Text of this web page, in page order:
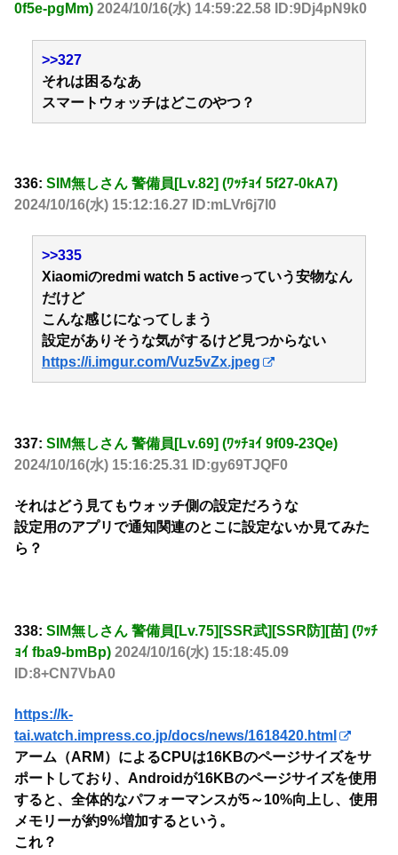
0f5e-pgMm) 2024/10/16(水) 14:59:22.58 ID:9Dj4pN9k0
>>327
それは困るなあ
スマートウォッチはどこのやつ？
336: SIM無しさん 警備員[Lv.82] (ﾜｯﾁｮｲ 5f27-0kA7)
2024/10/16(水) 15:12:16.27 ID:mLVr6j7l0
>>335
Xiaomiのredmi watch 5 activeっていう安物なん
だけど
こんな感じになってしまう
設定がありそうな気がするけど見つからない
https://i.imgur.com/Vuz5vZx.jpeg
337: SIM無しさん 警備員[Lv.69] (ﾜｯﾁｮｲ 9f09-23Qe)
2024/10/16(水) 15:16:25.31 ID:gy69TJQF0
それはどう見てもウォッチ側の設定だろうな
設定用のアプリで通知関連のとこに設定ないか見てみた
ら？
338: SIM無しさん 警備員[Lv.75][SSR武][SSR防][苗] (ﾜｯﾁ
ｮｲ fba9-bmBp) 2024/10/16(水) 15:18:45.09
ID:8+CN7VbA0
https://k-
tai.watch.impress.co.jp/docs/news/1618420.html
アーム（ARM）によるCPUは16KBのページサイズをサ
ポートしており、Androidが16KBのページサイズを使用
すると、全体的なパフォーマンスが5～10%向上し、使用
メモリーが約9%増加するという。
これ？